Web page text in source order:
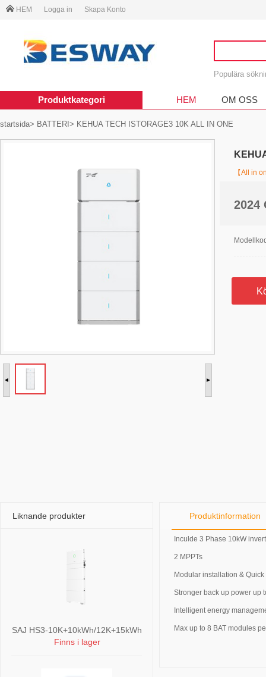
HEM Logga in Skapa Konto
Populära
Produktkategori HEM OM OSS
startsida> BATTERI > KEHUA TECH ISTORAGE3 10K ALL IN ONE
【All in
2024
Liknande produkter
SAJ HS3-10K+10kWh/12K+15kWh
Finns i lager
Produktinformation
Inculde 3 Phase 10kW
2 MPPTs
Modular installation &
Stronger back up power up
Intelligent energy
Max up to 8 BAT modules